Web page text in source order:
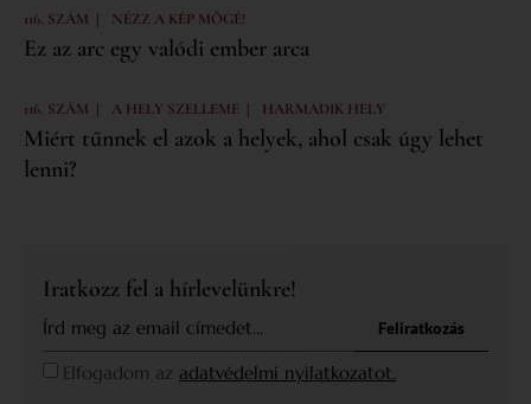
116. SZÁM | NÉZZ A KÉP MÖGÉ!
Ez az arc egy valódi ember arca
116. SZÁM | A HELY SZELLEME | HARMADIK HELY
Miért tűnnek el azok a helyek, ahol csak úgy lehet
lenni?
Iratkozz fel a hírlevelünkre!
Elfogadom az adatvédelmi nyilatkozatot.
Feliratkozás